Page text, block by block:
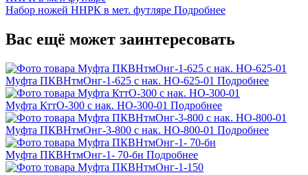
Набор ножей ННРК в мет. футляре Подробнее
Вас ещё может заинтересовать
Муфта ПКВНтмОнг-1-625 с нак. НО-625-01 Подробнее
Муфта КттО-300 с нак. НО-300-01 Подробнее
Муфта ПКВНтмОнг-3-800 с нак. НО-800-01 Подробнее
Муфта ПКВНтмОнг-1- 70-бн Подробнее